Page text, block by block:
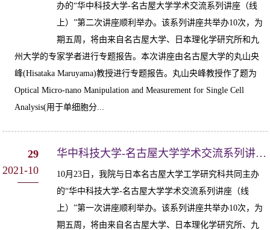
办的“华中科技大学-名古屋大学学术交流系列讲座（线
上）”第二次讲座顺利举办。该系列讲座共举办10次，为
期五周，将由来自名古屋大学、日本理化学研究所和九
州大学的专家学者进行专题报告。本次讲座由名古屋大学的丸山央
峰(Hisataka Maruyama)教授进行专题报告。丸山央峰教授作了题为
Optical Micro-nano Manipulation and Measurement for Single Cell
Analysis(用于单细胞分...
29
2021-10
华中科技大学-名古屋大学学术交流系列讲座（线上）第一次讲座顺利举办
10月23日，我院与日本名古屋大学工学研究科共同主办
的“华中科技大学-名古屋大学学术交流系列讲座（线
上）”第一次讲座顺利举办。该系列讲座共举办10次，为
期五周，将由来自名古屋大学、日本理化学研究所、九